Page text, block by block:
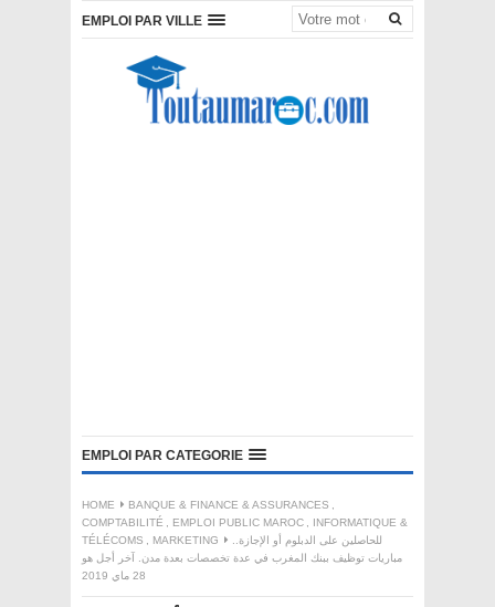
EMPLOI PAR VILLE
EMPLOI PAR CATEGORIE
HOME BANQUE & FINANCE & ASSURANCES ,
COMPTABILITÉ , EMPLOI PUBLIC MAROC ,
INFORMATIQUE &
TÉLÉCOMS , MARKETING
للحاصلين على الدبلوم أو الإجازة..
مباريات توظيف ببنك المغرب في عدة تخصصات بعدة مدن. آخر أجل هو
28 ماي 2019